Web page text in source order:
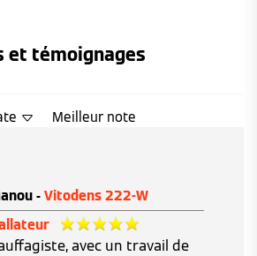
et témoignages
Meilleur note
- Vitodens 222-W
avec un travail de